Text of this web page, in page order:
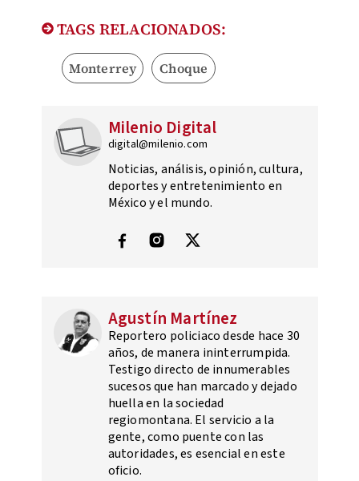
TAGS RELACIONADOS:
Monterrey Choque
Milenio Digital
digital@milenio.com
Noticias, análisis, opinión, cultura,
deportes y entretenimiento en
México y el mundo.
Agustín Martínez
Reportero policiaco desde hace 30
años, de manera ininterrumpida.
Testigo directo de innumerables
sucesos que han marcado y dejado
huella en la sociedad
regiomontana. El servicio a la
gente, como puente con las
autoridades, es esencial en este
oficio.